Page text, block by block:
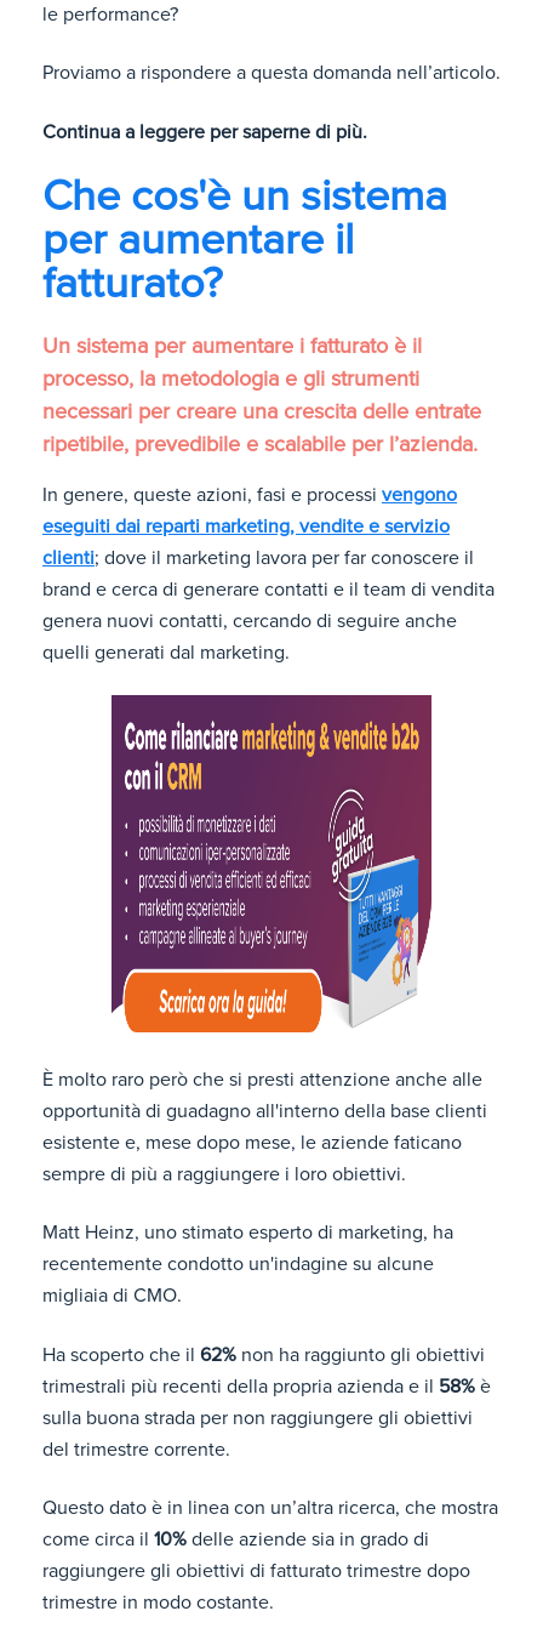
le performance?
Proviamo a rispondere a questa domanda nell’articolo.
Continua a leggere per saperne di più.
Che cos'è un sistema
per aumentare il
fatturato?
Un sistema per aumentare i fatturato è il
processo, la metodologia e gli strumenti
necessari per creare una crescita delle entrate
ripetibile, prevedibile e scalabile per l’azienda.
In genere, queste azioni, fasi e processi vengono
eseguiti dai reparti marketing, vendite e servizio
clienti; dove il marketing lavora per far conoscere il
brand e cerca di generare contatti e il team di vendita
genera nuovi contatti, cercando di seguire anche
quelli generati dal marketing.
È molto raro però che si presti attenzione anche alle
opportunità di guadagno all'interno della base clienti
esistente e, mese dopo mese, le aziende faticano
sempre di più a raggiungere i loro obiettivi.
Matt Heinz, uno stimato esperto di marketing, ha
recentemente condotto un'indagine su alcune
migliaia di CMO.
Ha scoperto che il 62% non ha raggiunto gli obiettivi
trimestrali più recenti della propria azienda e il 58% è
sulla buona strada per non raggiungere gli obiettivi
del trimestre corrente.
Questo dato è in linea con un’altra ricerca, che mostra
come circa il 10% delle aziende sia in grado di
raggiungere gli obiettivi di fatturato trimestre dopo
trimestre in modo costante.